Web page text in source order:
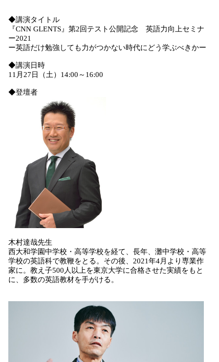
！
数
を
読
み
込
中
◆講演タイトル
『CNN GLENTS』第2回テスト公開記念 英語力向上セミナ
ー2021
ー英語だけ勉強しても力がつかない時代にどう学ぶべきかー
◆講演日時
11月27日（土）14:00～16:00
◆登壇者
木村達哉先生
西大和学園中学校・高等学校を経て、長年、灘中学校・高等
学校の英語科で教鞭をとる。その後、2021年4月より専業作
家に。教え子500人以上を東京大学に合格させた実績をもと
に、多数の英語教材を手がける。